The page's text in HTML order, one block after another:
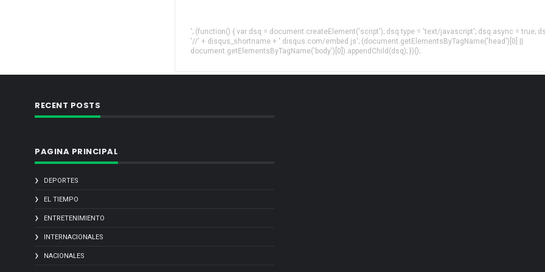
'; (function() { var dsq = document.createElement('script'); dsq.type = 'text/javascript'; dsq.async = true;
'//' + disqus_shortname + '.disqus.com/embed.js'; (document.getElementsByTagName('head')[0] ||
document.getElementsByTagName('body')[0]).appendChild(dsq); })();
RECENT POSTS
PAGINA PRINCIPAL
DEPORTES
EL TIEMPO
ENTRETENIMIENTO
INTERNACIONALES
NACIONALES